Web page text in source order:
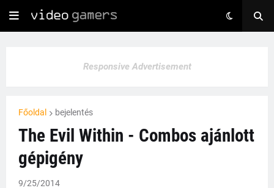
Responsive Advertisement
Főoldal bejelentés
The Evil Within - Combos ajánlott
gépigény
9/25/2014